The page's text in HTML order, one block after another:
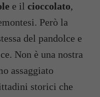
e il cioccolato,
Però la
del pandolce e
Non è una nostra
assaggiato
storici che